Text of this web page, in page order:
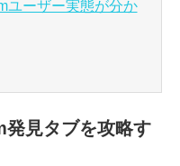
ユーザー実態が分か
見タブを攻略す